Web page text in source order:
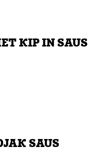
KIP IN SAUS
SAUS